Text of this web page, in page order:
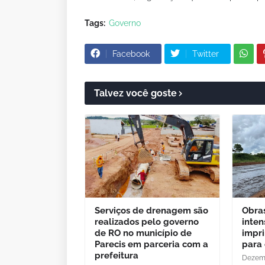
Tags: Governo
Facebook Twitter
Talvez você goste
Serviços de drenagem são
realizados pelo governo
de RO no município de
Parecis em parceria com a
prefeitura
para